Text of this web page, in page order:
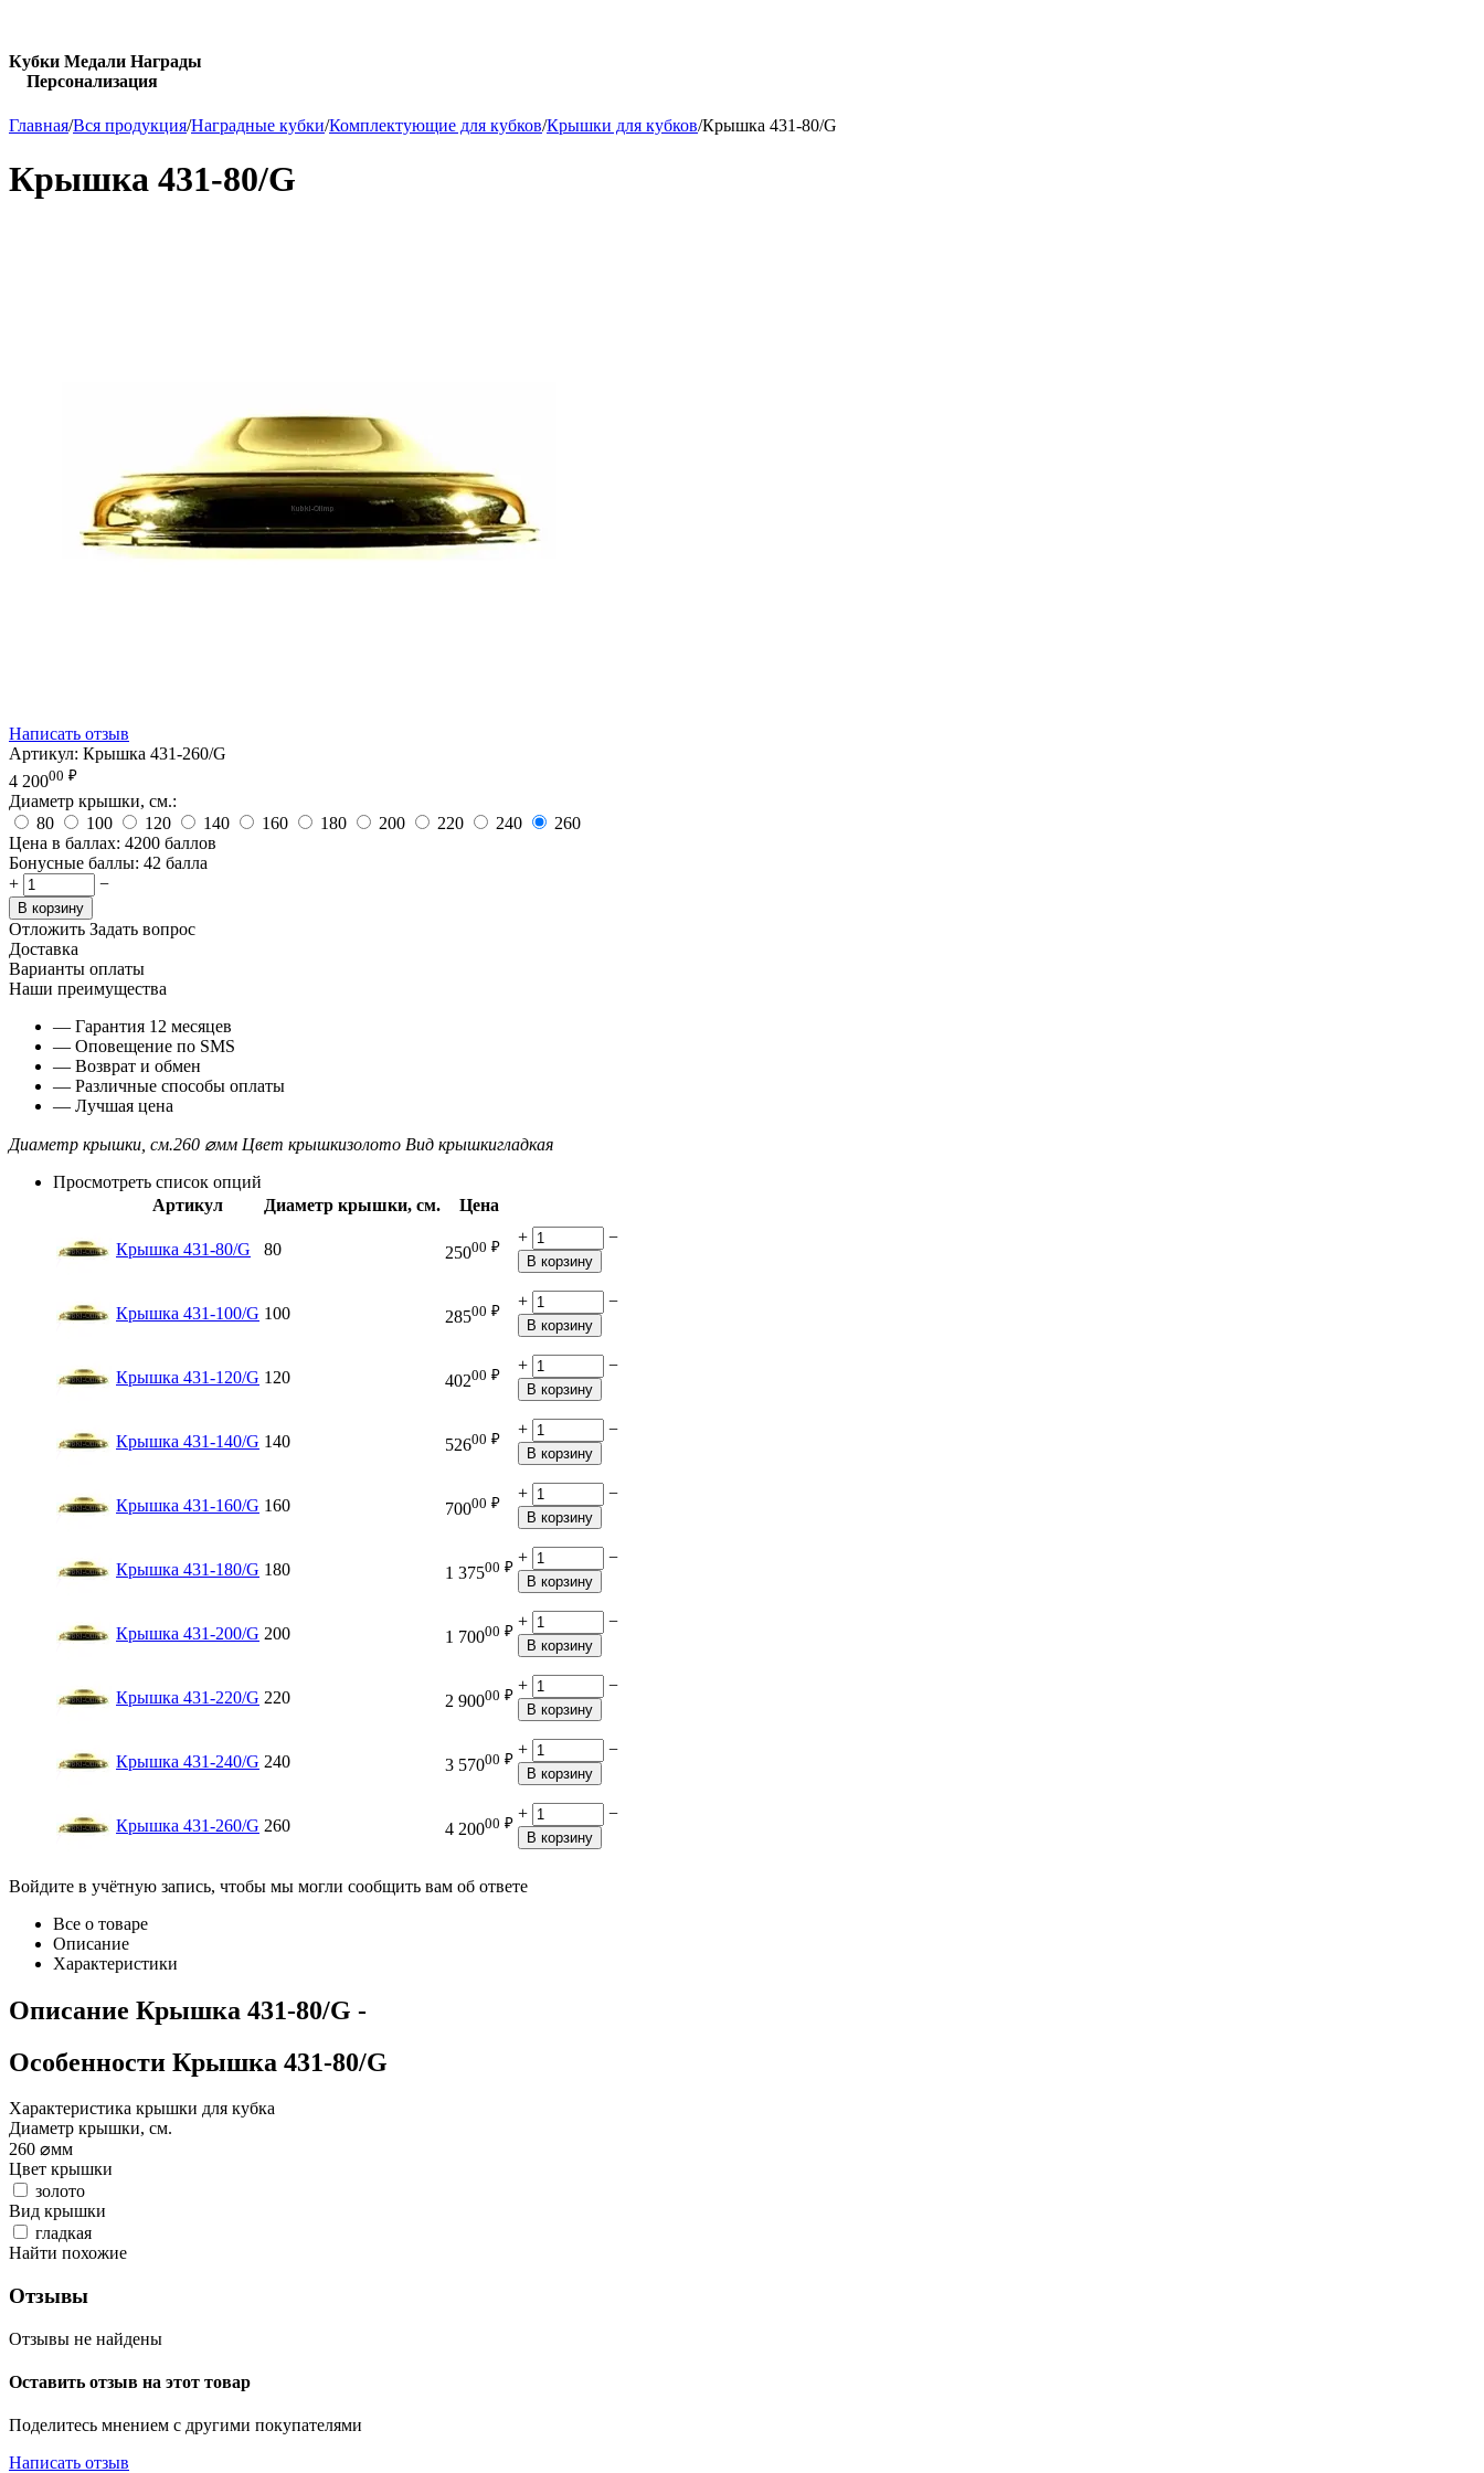
Кубки Медали Награды
Персонализация
Главная/Вся продукция/Наградные кубки/Комплектующие для кубков/Крышки для кубков/Крышка 431-80/G
Крышка 431-80/G
Написать отзыв
Артикул: Крышка 431-260/G
4 20000 ₽
Диаметр крышки, см.:
80
100 120 140 160 180 200 220 240
260
Цена в баллах: 4200 баллов
Бонусные баллы: 42 балла
+
−
В корзину
Отложить Задать вопрос
Доставка
Варианты оплаты
Наши преимущества
— Гарантия 12 месяцев
— Оповещение по SMS
— Возврат и обмен
— Различные способы оплаты
— Лучшая цена
Диаметр крышки, см.260 ⌀мм Цвет крышкизолото Вид крышкигладкая
Просмотреть список опций
Артикул
Диаметр крышки, см. Цена
Крышка 431-80/G 80 25000 ₽
+ −
В корзину
Крышка 431-100/G 100 28500 ₽
+ −
В корзину
Крышка 431-120/G 120 40200 ₽
+ −
В корзину
Крышка 431-140/G 140 52600 ₽
+ −
В корзину
Крышка 431-160/G 160 70000 ₽
+ −
В корзину
Крышка 431-180/G 180 1 37500 ₽
+ −
В корзину
Крышка 431-200/G 200 1 70000 ₽
+ −
В корзину
Крышка 431-220/G 220 2 90000 ₽
+ −
В корзину
Крышка 431-240/G 240 3 57000 ₽
+ −
В корзину
Крышка 431-260/G 260 4 20000 ₽
+ −
В корзину
Войдите в учётную запись, чтобы мы могли сообщить вам об ответе
Все о товаре
Описание
Характеристики
Описание Крышка 431-80/G -
Особенности Крышка 431-80/G
Характеристика крышки для кубка
Диаметр крышки, см.
260 ⌀мм
Цвет крышки
золото
Вид крышки
гладкая
Найти похожие
Отзывы
Отзывы не найдены
Оставить отзыв на этот товар
Поделитесь мнением с другими покупателями
Написать отзыв